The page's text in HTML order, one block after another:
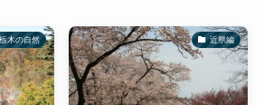
木の自然 近県編